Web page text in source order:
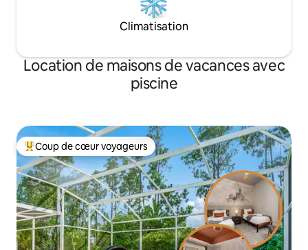
Climatisation
Location de maisons de vacances avec
piscine
Coups de cœur voyageurs les plus appréciés
Coup de cœur voyageurs